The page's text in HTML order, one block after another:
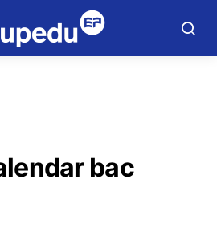
bac